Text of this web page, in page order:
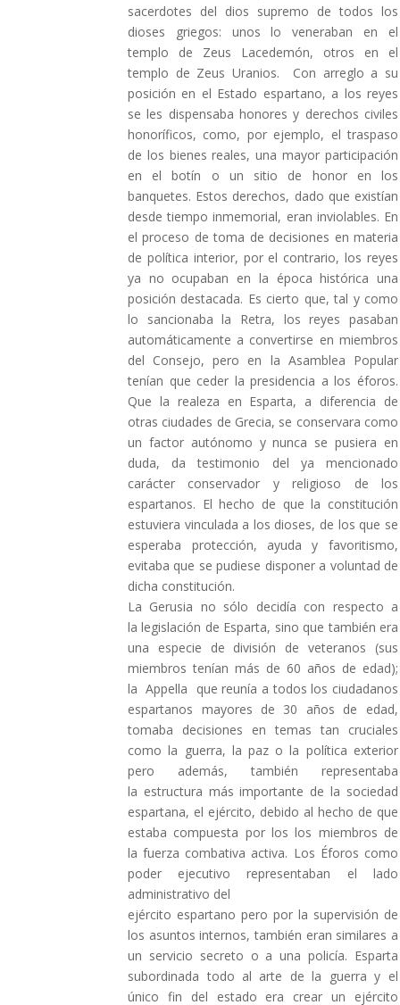
sacerdotes del dios supremo de todos los
dioses griegos: unos lo veneraban en el
templo de Zeus Lacedemón, otros en el
templo de Zeus Uranios. Con arreglo a su
posición en el Estado espartano, a los reyes
se les dispensaba honores y derechos civiles
honoríficos, como, por ejemplo, el traspaso
de los bienes reales, una mayor participación
en el botín o un sitio de honor en los
banquetes. Estos derechos, dado que existían
desde tiempo inmemorial, eran inviolables. En
el proceso de toma de decisiones en materia
de política interior, por el contrario, los reyes
ya no ocupaban en la época histórica una
posición destacada. Es cierto que, tal y como
lo sancionaba la Retra, los reyes pasaban
automáticamente a convertirse en miembros
del Consejo, pero en la Asamblea Popular
tenían que ceder la presidencia a los éforos.
Que la realeza en Esparta, a diferencia de
otras ciudades de Grecia, se conservara como
un factor autónomo y nunca se pusiera en
duda, da testimonio del ya mencionado
carácter conservador y religioso de los
espartanos. El hecho de que la constitución
estuviera vinculada a los dioses, de los que se
esperaba protección, ayuda y favoritismo,
evitaba que se pudiese disponer a voluntad de
dicha constitución.
La Gerusia no sólo decidía con respecto a
la legislación de Esparta, sino que también era
una especie de división de veteranos (sus
miembros tenían más de 60 años de edad);
la Appella que reunía a todos los ciudadanos
espartanos mayores de 30 años de edad,
tomaba decisiones en temas tan cruciales
como la guerra, la paz o la política exterior
pero además, también representaba
la estructura más importante de la sociedad
espartana, el ejército, debido al hecho de que
estaba compuesta por los los miembros de
la fuerza combativa activa. Los Éforos como
poder ejecutivo representaban el lado
administrativo del
ejército espartano pero por la supervisión de
los asuntos internos, también eran similares a
un servicio secreto o a una policía. Esparta
subordinada todo al arte de la guerra y el
único fin del estado era crear un ejército